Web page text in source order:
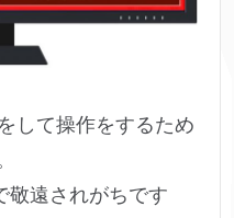
して操作をするため
敬遠されがちです